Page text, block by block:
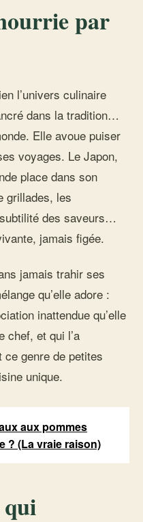
par
l’univers culinaire
dans la tradition…
Elle avoue puiser
voyages. Le Japon,
place dans son
grillades, les
des saveurs…
jamais figée.
jamais trahir ses
qu’elle adore :
inattendue qu’elle
chef, et qui l’a
ce genre de petites
unique.
aux pommes
? (La vraie raison)